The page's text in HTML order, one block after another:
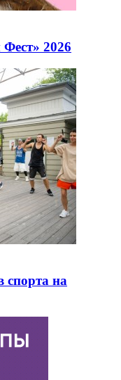
2026
спорта на